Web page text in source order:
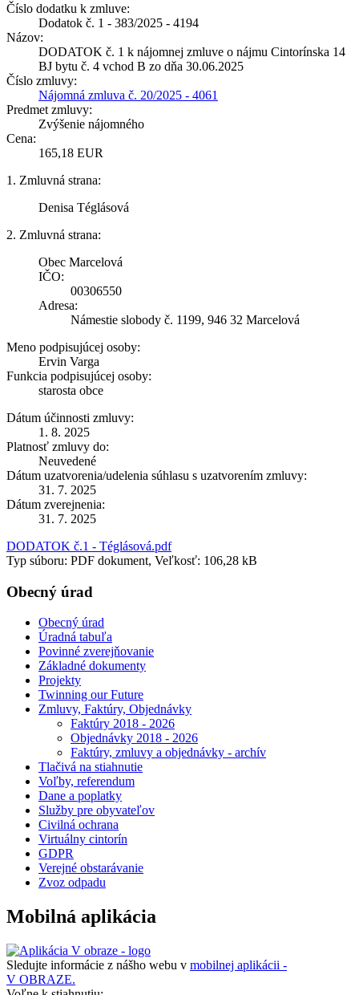
Číslo dodatku k zmluve:
Dodatok č. 1 - 383/2025 - 4194
Názov:
DODATOK č. 1 k nájomnej zmluve o nájmu Cintorínska 14
BJ bytu č. 4 vchod B zo dňa 30.06.2025
Číslo zmluvy:
Nájomná zmluva č. 20/2025 - 4061
Predmet zmluvy:
Zvýšenie nájomného
Cena:
165,18 EUR
1. Zmluvná strana:
Denisa Téglásová
2. Zmluvná strana:
Obec Marcelová
IČO:
00306550
Adresa:
Námestie slobody č. 1199, 946 32 Marcelová
Meno podpisujúcej osoby:
Ervin Varga
Funkcia podpisujúcej osoby:
starosta obce
Dátum účinnosti zmluvy:
1. 8. 2025
Platnosť zmluvy do:
Neuvedené
Dátum uzatvorenia/udelenia súhlasu s uzatvorením zmluvy:
31. 7. 2025
Dátum zverejnenia:
31. 7. 2025
DODATOK č.1 - Téglásová.pdf
Typ súboru: PDF dokument, Veľkosť: 106,28 kB
Obecný úrad
Obecný úrad
Úradná tabuľa
Povinné zverejňovanie
Základné dokumenty
Projekty
Twinning our Future
Zmluvy, Faktúry, Objednávky
Faktúry 2018 - 2026
Objednávky 2018 - 2026
Faktúry, zmluvy a objednávky - archív
Tlačivá na stiahnutie
Voľby, referendum
Dane a poplatky
Služby pre obyvateľov
Civilná ochrana
Virtuálny cintorín
GDPR
Verejné obstarávanie
Zvoz odpadu
Mobilná aplikácia
Sledujte informácie z nášho webu v mobilnej aplikácii -
V OBRAZE.